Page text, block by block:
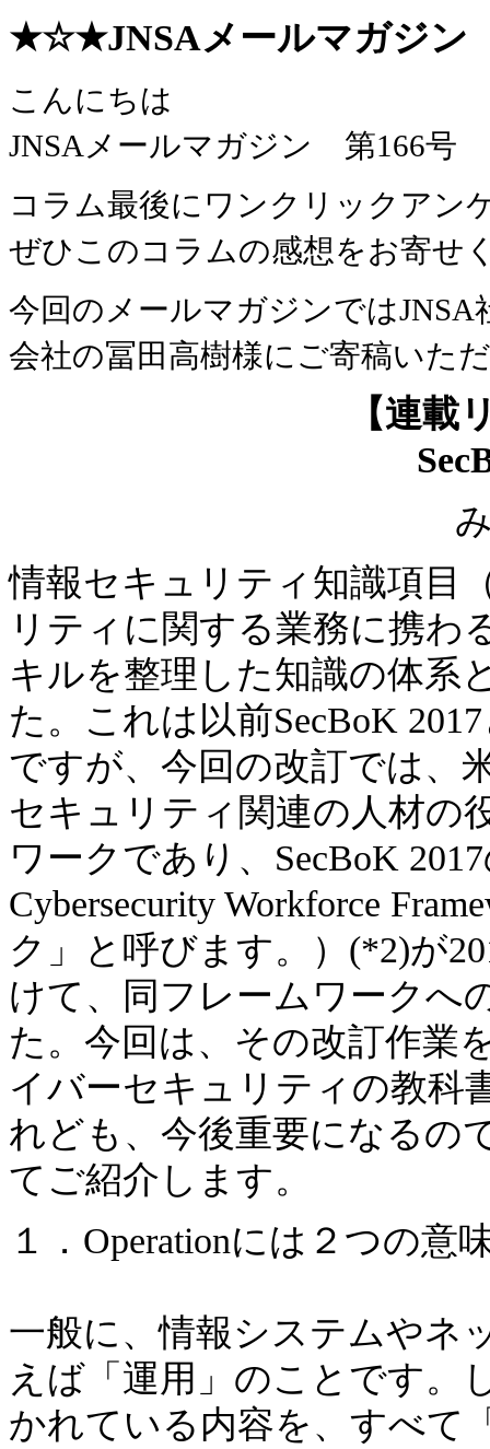
★☆★JNSAメールマガジ
こんにちは
JNSAメールマガジン 第166号
コラム最後にワンクリックアン
ぜひこのコラムの感想をお寄せ
今回のメールマガジンでは
会社の冨田高樹様にご寄稿いた
【連載
情報セキュリティ知識項目
リティに関する業務に携わ
キルを整理した知識の体系
た。これは以前SecBoK
ですが、今回の改訂では、
セキュリティ関連の人材の
ワークであり、SecBoK
Cybersecurity Workforce
ク」と呼びます。）(*2)が
けて、同フレームワークへ
た。今回は、その改訂作業
イバーセキュリティの教科
れども、今後重要になるの
てご紹介します。
１．Operationには２つの意
一般に、情報システムやネ
えば「運用」のことです。
かれている内容を、すべて